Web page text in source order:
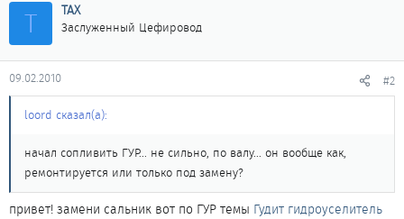
Т ТАХ
Заслуженный Цефировод
09.02.2010 #2
loord сказал(а):
начал сопливить ГУР... не сильно, по валу... он вообще как,
ремонтируется или только под замену?
привет! замени сальник вот по ГУР темы Гудит гидроуселитель